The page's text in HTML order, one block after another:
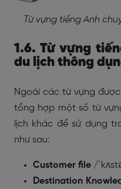
Từ vựng tiếng Anh
1.6. Từ vựng
du lịch thông
Ngoài các từ vựng
tổng hợp một số từ
lịch khác để sử dụng
như sau:
Customer file /
Destination